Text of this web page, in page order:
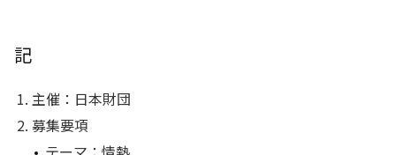
記
主催：日本財団
募集要項